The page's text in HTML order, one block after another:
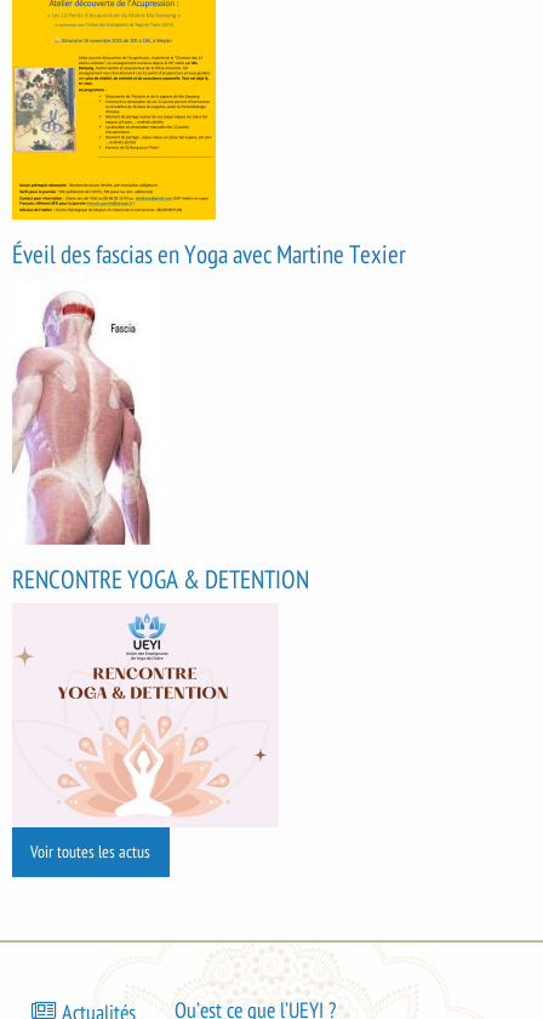
Éveil des fascias en Yoga avec Martine Texier
RENCONTRE YOGA & DETENTION
Voir toutes les actus
Bas Actualités Qu’est ce que l’UEYI ?